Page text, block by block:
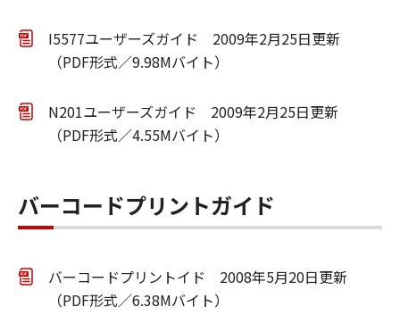
I5577ユーザーズガイド 2009年2月25日更新
（PDF形式／9.98Mバイト）
N201ユーザーズガイド 2009年2月25日更新
（PDF形式／4.55Mバイト）
バーコードプリントガイド
バーコードプリントイド 2008年5月20日更新
（PDF形式／6.38Mバイト）